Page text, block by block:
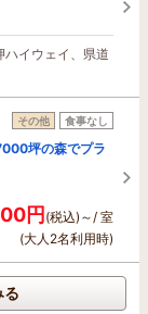
ハイウェイ、県道
その他 食事なし
坪の森でプラ
円(税込)～/ 室
(大人2名利用時)
る